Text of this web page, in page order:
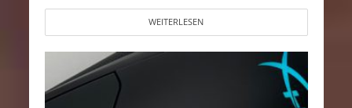
WEITERLESEN